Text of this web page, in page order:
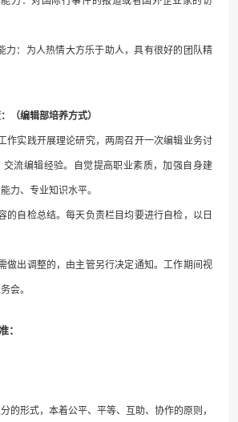
力：为人热情大方乐于助人，具有很好的团队精
编辑部培养方式）
作实践开展理论研究，两周召开一次编辑业务讨
流编辑经验。自觉提高职业素质，加强自身建
力、专业知识水平。
的自检总结。每天负责栏目均要进行自检，以日
做出调整的，由主管另行决定通知。工作期间视
会。
形式，本着公平、平等、互助、协作的原则，